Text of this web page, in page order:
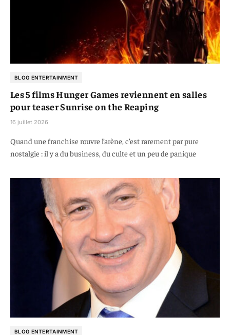
BLOG ENTERTAINMENT
Les 5 films Hunger Games reviennent en salles
pour teaser Sunrise on the Reaping
16 juillet 2026
Quand une franchise rouvre l’arène, c’est rarement par pure
nostalgie : il y a du business, du culte et un peu de panique
BLOG ENTERTAINMENT